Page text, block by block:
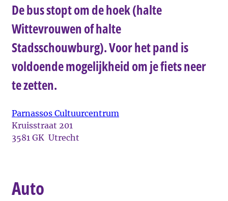
De bus stopt om de hoek (halte
Wittevrouwen of halte
Stadsschouwburg). Voor het pand is
voldoende mogelijkheid om je fiets neer
te zetten.
Parnassos Cultuurcentrum
Kruisstraat 201
3581 GK Utrecht
Auto